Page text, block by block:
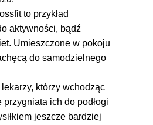
to przykład
aktywności, bądź
Umieszczone w pokoju
do samodzielnego
którzy wchodząc
ich do podłogi
jeszcze bardziej